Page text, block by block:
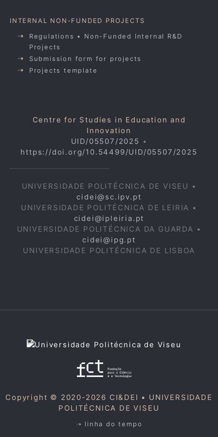
INTERNAL NON-FUNDED PROJECTS
Regulations • Non-Funded Internal R&D
Projects
Submission form for projects
Projects template
Centre for Studies in Education and
Innovation
UID/05507/2025 •
https://doi.org/10.54499/UID/05507/2025
UNIVERSIDADE POLITÉCNICA DE VISEU •
cidei@sc.ipv.pt
UNIVERSIDADE POLITÉCNICA DE LEIRIA •
cidei@ipleiria.pt
UNIVERSIDADE POLITÉCNICA DA GUARDA •
cidei@ipg.pt
UNIVERSIDADE POLITÉCNICA DE LISBOA
Copyright © 2020-2026 CI&DEI • UNIVERSIDADE
POLITÉCNICA DE VISEU
➝ linha do tempo